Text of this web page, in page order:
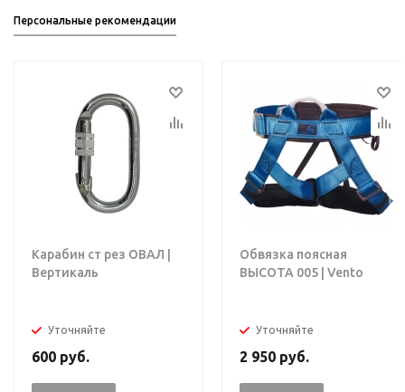
Персональные рекомендации
Карабин ст рез ОВАЛ |
Вертикаль
Уточняйте
600 руб.
Обвязка поясная
ВЫСОТА 005 | Vento
Уточняйте
2 950 руб.